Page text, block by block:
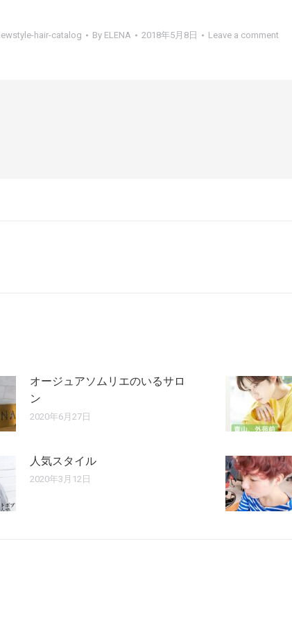
hair-catalog By ELENA 2018年5月8日 Leave a comment
オージュアソムリエのいるサロ
ン
2020年6月27日
人気スタイル
2020年3月12日